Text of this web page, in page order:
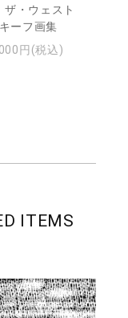
ザ・ウェスト
ーフ画集
円(税込)
ITEMS